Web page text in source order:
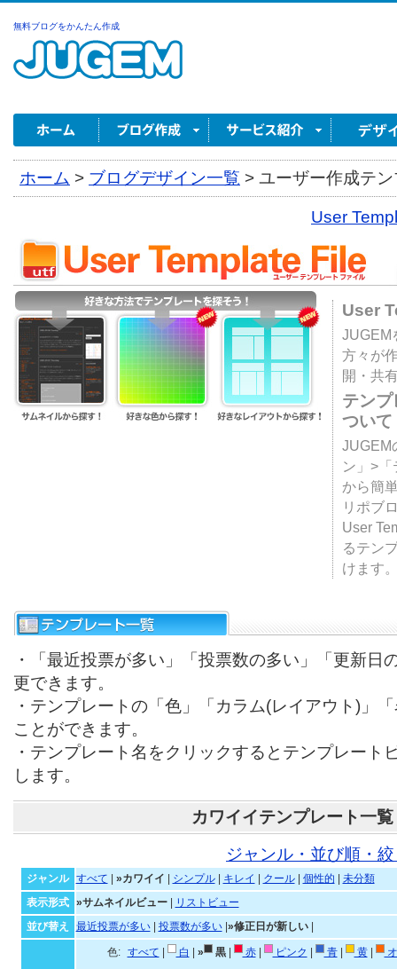
無料ブログをかんたん作成
ホーム > ブログデザイン一覧 > ユーザー作成テ
User
User
JUGEM
方々が
開・共
テン
ついて
JUGEM
ン」>
から簡
リポブ
User
るテン
けます
・「最近投票が多い」「投票数の多い」「更新日
更できます。
・テンプレートの「色」「カラム(レイアウト)」
ことができます。
・テンプレート名をクリックするとテンプレート
します。
カワイイテンプレート一覧
ジャンル・並び順・
ジャンル すべて »カワイイ シンプル| キレイ クール| 個性的
未分類
表示形式
»サムネイルビュー|
リストビュー
並び替え
最近投票が多い| 投票数が多い| »修正日が新しい|
色: すべて 白 » 黒| 赤| ピンク 青| 黄|